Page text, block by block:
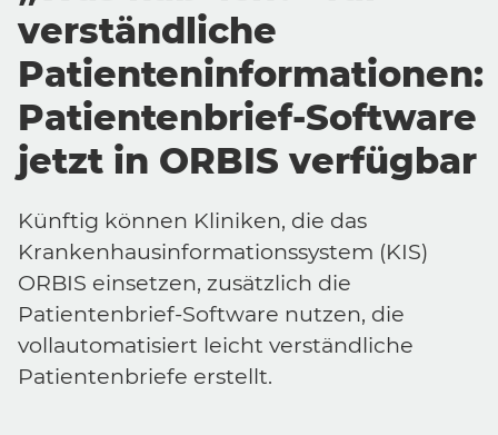
verständliche
Patienteninformationen:
Patientenbrief-Software
jetzt in ORBIS verfügbar
Künftig können Kliniken, die das
Krankenhausinformationssystem (KIS)
ORBIS einsetzen, zusätzlich die
Patientenbrief-Software nutzen, die
vollautomatisiert leicht verständliche
Patientenbriefe erstellt.